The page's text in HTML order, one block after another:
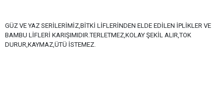
GÜZ VE YAZ SERİLERİMİZ,BİTKİ LİFLERİNDEN ELDE EDİLEN İPLİKLER VE
BAMBU LİFLERİ KARIŞIMIDIR.TERLETMEZ,KOLAY ŞEKİL ALIR,TOK
DURUR,KAYMAZ,ÜTÜ İSTEMEZ.